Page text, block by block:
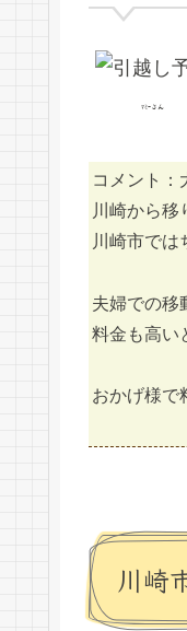
ﾏﾐｰさん
コメント：
川崎から移
川崎市では
夫婦での移
料金も高い
おかげ様で
川崎